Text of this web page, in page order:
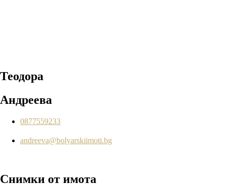
Теодора
Андреева
0877559233
andreeva@bolyarskiimoti.bg
Снимки от имота